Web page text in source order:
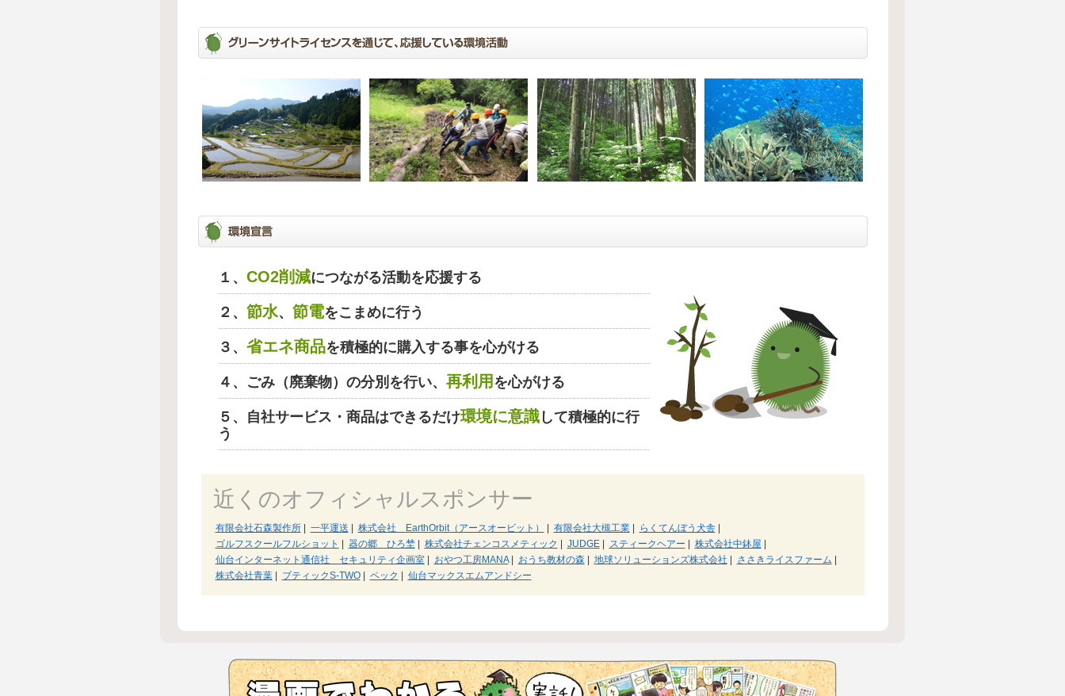
１、 CO2削減につながる活動を応援する
２、 節水、 節電をこまめに行う
３、 省エネ商品を積極的に購入する事を心がける
４、ごみ（廃棄物）の分別を行い、 再利用 を心がける
５、自社サービス・商品はできるだけ環境に意識して積極的に行
う
近くのオフィシャルスポンサー
有限会社石森製作所| 一平運送 株式会社 EarthOrbit（アースオービット） 有限会社大槻工業| らくてんぼう犬舎|
ゴルフスクールフルショット
器の郷 ひろ埜| 株式会社チェンコスメティック JUDGE| スティークヘアー 株式会社中鉢屋
仙台インターネット通信社 セキュリティ企画室| おやつ工房MANA| おうち教材の森| 地球ソリューションズ株式会社 ささきライスファーム
株式会社青葉| ブティックS-TWO| ペック 仙台マックスエムアンドシー